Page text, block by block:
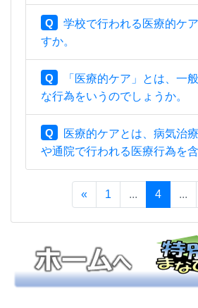
Q
学校で行われる医療的ケ
すか。
Q
「医療的ケア」とは、一
な行為をいうのでしょうか。
Q
医療的ケアとは、病気治
や通院で行われる医療行為を含
« 1 ... 4 ...